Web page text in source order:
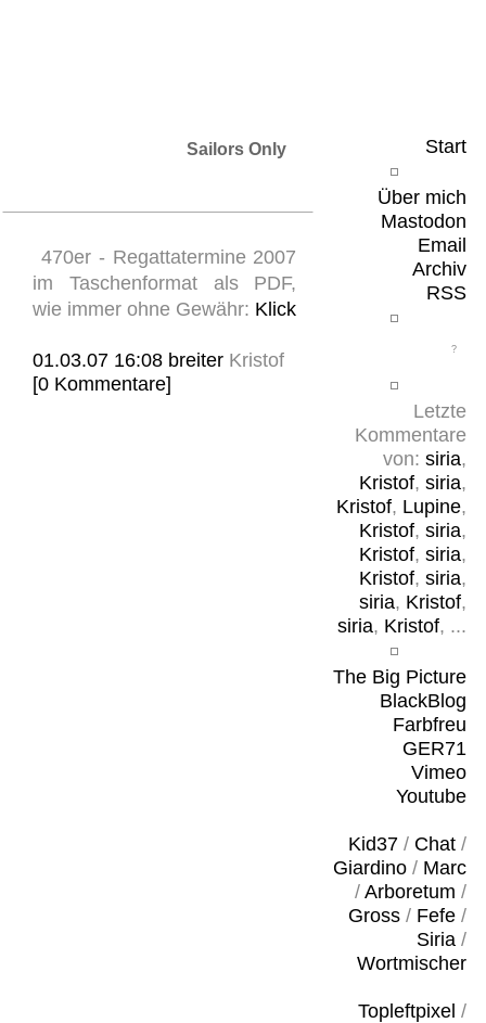
Start
Über mich
Mastodon
Email
Archiv
RSS
Letzte
Kommentare
von: siria,
Kristof, siria,
Kristof, Lupine,
Kristof, siria,
Kristof, siria,
Kristof, siria,
siria, Kristof,
siria, Kristof, ...
The Big Picture
BlackBlog
Farbfreu
GER71
Vimeo
Youtube
Kid37/ Chat/
Giardino/ Marc
/ Arboretum /
Gross/ Fefe/
Siria/
Wortmischer
Topleftpixel /
Sailors Only
470er - Regattatermine 2007
im Taschenformat als PDF,
wie immer ohne Gewähr: Klick
01.03.07 16:08 breiter Kristof
[0 Kommentare]